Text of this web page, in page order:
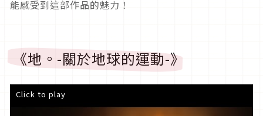
能感受到這部作品的魅力！
《地。-關於地球的運動-》
Click to play